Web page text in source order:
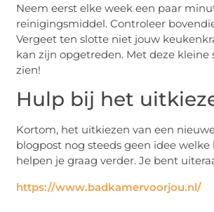
Neem eerst elke week een paar
reinigingsmiddel. Controleer
Vergeet ten slotte niet jouw
kan zijn opgetreden. Met deze
zien!
Hulp bij het
Kortom, het uitkiezen van een
blogpost nog steeds geen idee
helpen je graag verder. Je bent
https://www.badkamervoorjou.nl/